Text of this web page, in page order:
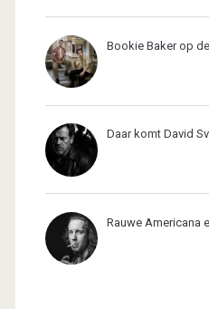
Bookie Baker op
Daar komt David
Rauwe Americana